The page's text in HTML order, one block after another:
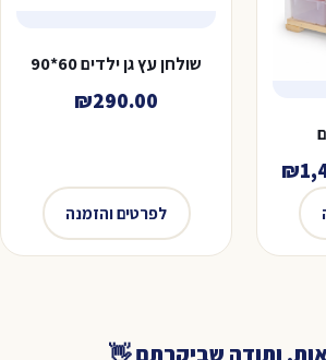
₪
הוא:
שולחן עץ גן ילדים 60*90
₪290.00
לפרטים והזמנה